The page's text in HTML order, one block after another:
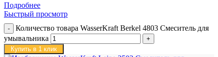
Подробнее
Быстрый просмотр
Количество товара WasserKraft Berkel 4803 Смеситель для
умывальника
Купить в 1 клик